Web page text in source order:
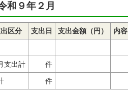
和９年２月
区分 支出日 支出金額（円） 内容
支出計 件
件